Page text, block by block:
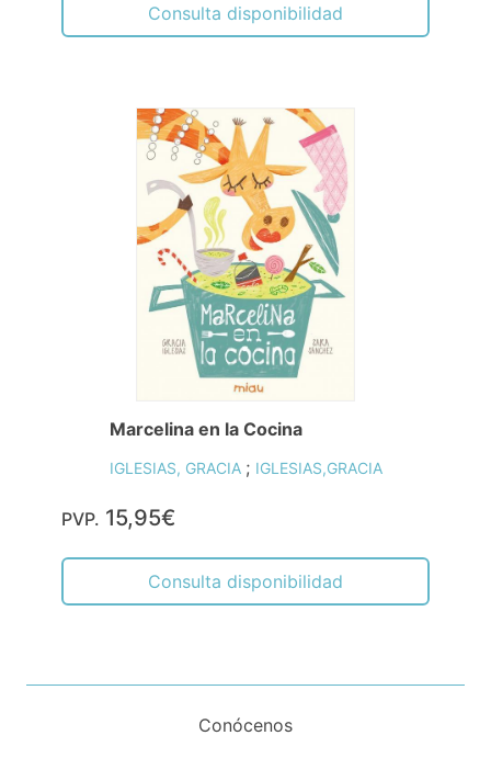
Consulta disponibilidad
Marcelina en la Cocina
IGLESIAS, GRACIA ; IGLESIAS,GRACIA
PVP. 15,95€
Consulta disponibilidad
Conócenos